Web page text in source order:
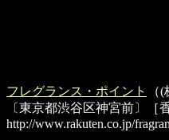
フレグランス・ポイント
（
〔東京都渋谷区神宮前〕［
http://www.rakuten.co.jp/